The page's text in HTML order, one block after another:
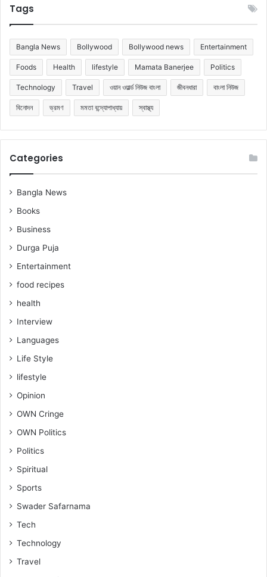
Tags
Bangla News Bollywood Bollywood news Entertainment
Foods Health lifestyle Mamata Banerjee Politics
Technology Travel ওয়ান ওয়ার্ল্ড নিউজ বাংলা জীবনধারা বাংলা নিউজ
বিনোদন ভ্রমণ মমতা বন্দ্যোপাধ্যায় স্বাস্থ্য
Categories
Bangla News
Books
Business
Durga Puja
Entertainment
food recipes
health
Interview
Languages
Life Style
lifestyle
Opinion
OWN Cringe
OWN Politics
Politics
Spiritual
Sports
Swader Safarnama
Tech
Technology
Travel